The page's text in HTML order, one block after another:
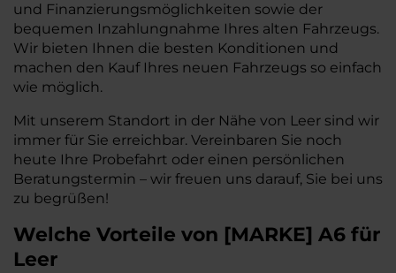
und Finanzierungsmöglichkeiten sowie der
bequemen Inzahlungnahme Ihres alten Fahrzeugs.
Wir bieten Ihnen die besten Konditionen und
machen den Kauf Ihres neuen Fahrzeugs so einfach
wie möglich.
Mit unserem Standort in der Nähe von Leer sind wir
immer für Sie erreichbar. Vereinbaren Sie noch
heute Ihre Probefahrt oder einen persönlichen
Beratungstermin – wir freuen uns darauf, Sie bei uns
zu begrüßen!
Welche Vorteile von [MARKE] A6 für
Leer